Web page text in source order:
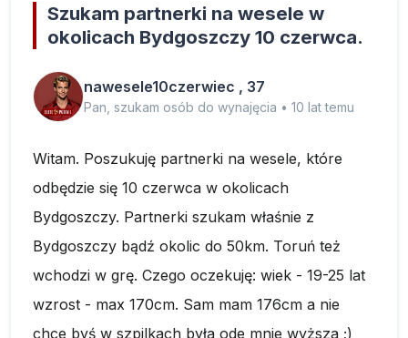
Szukam partnerki na wesele w
okolicach Bydgoszczy 10 czerwca.
nawesele10czerwiec , 37
Pan, szukam osób do wynajęcia • 10 lat temu
Witam. Poszukuję partnerki na wesele, które
odbędzie się 10 czerwca w okolicach
Bydgoszczy. Partnerki szukam właśnie z
Bydgoszczy bądź okolic do 50km. Toruń też
wchodzi w grę. Czego oczekuję: wiek - 19-25 lat
wzrost - max 170cm. Sam mam 176cm a nie
chce byś w szpilkach była ode mnie wyższa ;)